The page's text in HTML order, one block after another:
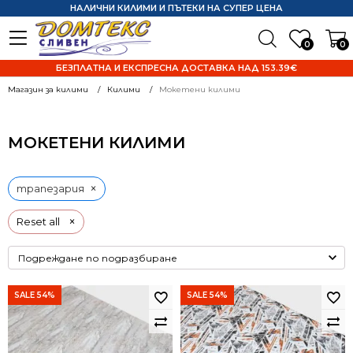
0 0
НАЛИЧНИ КИЛИМИ И ПЪТЕКИ НА СУПЕР ЦЕНА
БЕЗПЛАТНА И ЕКСПРЕСНА ДОСТАВКА НАД 153.39€
Магазин за килими Килими Мокетени килими
МОКЕТЕНИ КИЛИМИ
Reset all ×
трапезария ×
SALE 54% SALE 54%